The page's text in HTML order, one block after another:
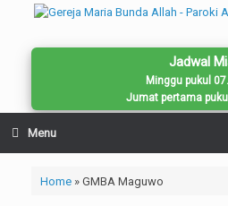
Jadwal
Minggu pukul
Jumat pertama
Menu
Home» GMBA Maguwo